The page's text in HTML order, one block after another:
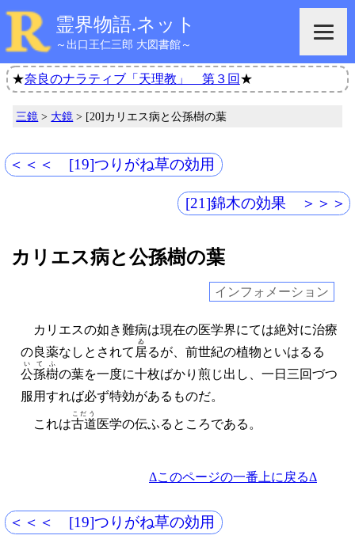
霊界物語.ネット
～出口王仁三郎 大図書館～
★奈良のナラティブ「天理教」 第３回 ★
三鏡 > 大鏡 > [20]カリエス病と公孫樹の葉
＜＜＜ [19]つりがね草の効用
[21]錦木の効果 ＞＞＞
カリエス病と公孫樹の葉
インフォメーション
カリエスの如き難病は現在の医学界にては絶対に治療
の良薬なしとされて 居
ゐ
るが、前世紀の植物といはるる
公孫樹
いてふ
の葉を一度に十枚ばかり煎じ出し、一日三回づつ
服用すれば必ず特効があるものだ。
これは古道
こだう
医学の伝ふるところである。
Δこのページの一番上に戻るΔ
＜＜＜ [19]つりがね草の効用